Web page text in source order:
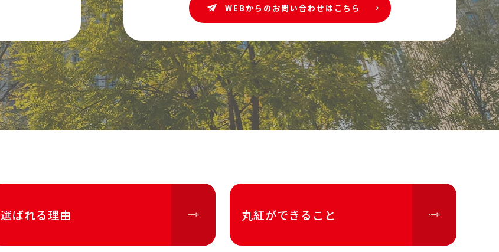
WEBからのお問い合わせはこちら
選ばれる理由 丸紅ができること